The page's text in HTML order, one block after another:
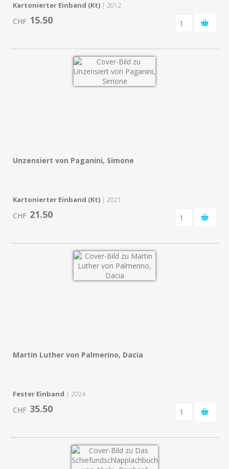
Kartonierter Einband (Kt) | 2012
CHF 15.50
Unzensiert von Paganini, Simone
Kartonierter Einband (Kt) | 2021
CHF 21.50
Martin Luther von Palmerino, Dacia
Fester Einband | 2024
CHF 35.50